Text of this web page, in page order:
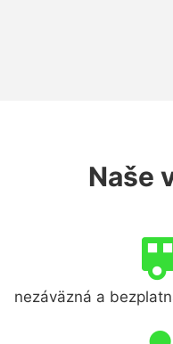
Naše
nezáväzná a